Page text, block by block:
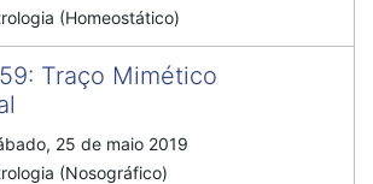
(Homeostático)
: Traço Mimético
25 de maio 2019
(Nosográfico)